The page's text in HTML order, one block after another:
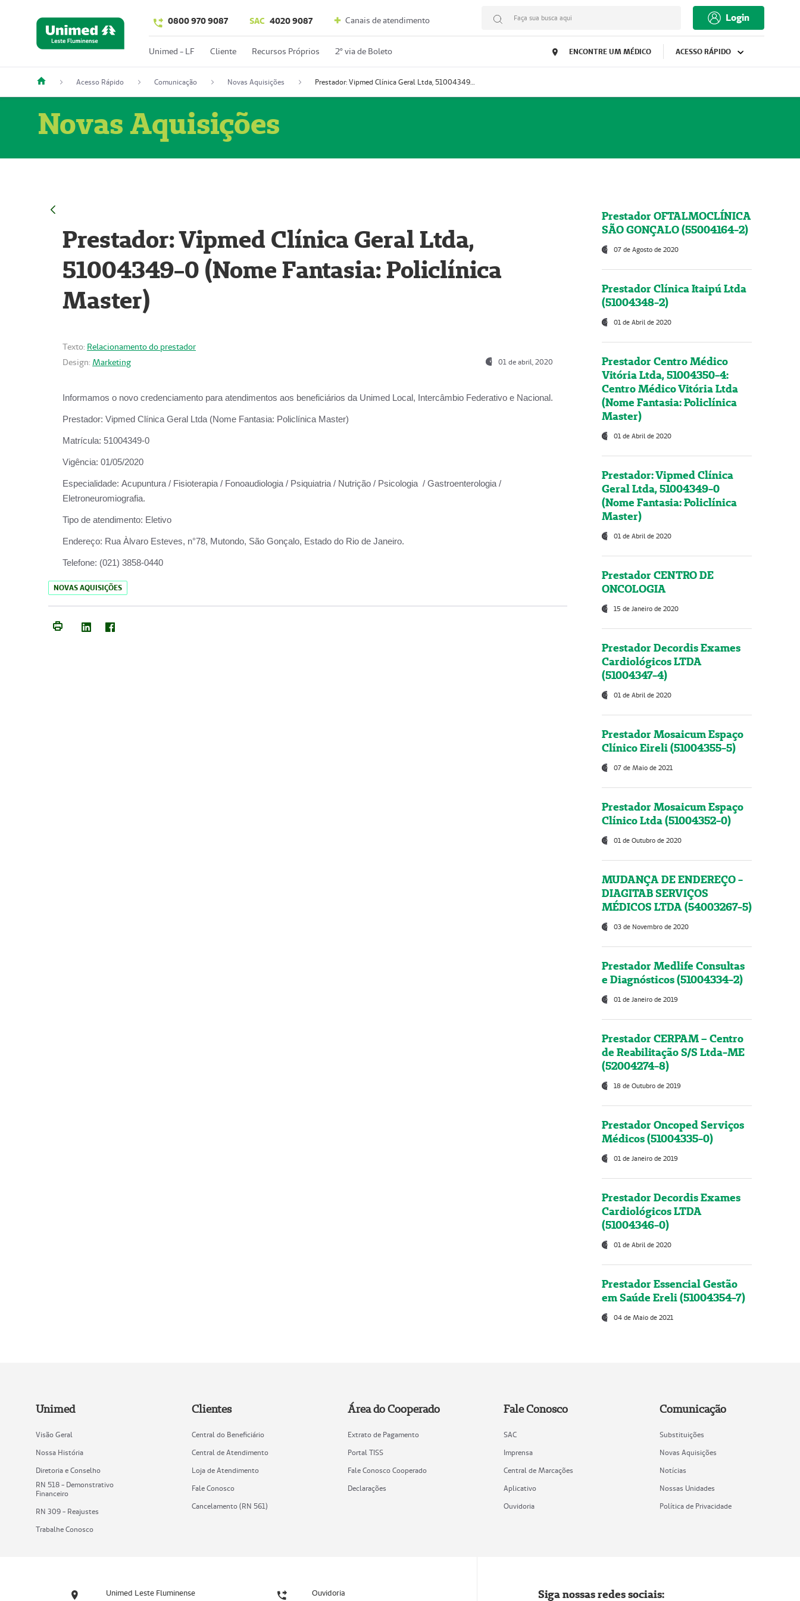
0800 970 9087 SAC 4020 9087 Canais de atendimento Faça sua busca aqui Login
Unimed - LF Cliente Recursos Próprios 2º via de Boleto ENCONTRE UM MÉDICO ACESSO RÁPIDO
Acesso Rápido Comunicação Novas Aquisições Prestador: Vipmed Clínica Geral Ltda, 51004349-0 (Nome Fantasia: Policlínica Master)
Novas Aquisições
Prestador: Vipmed Clínica Geral Ltda,
51004349-0 (Nome Fantasia: Policlínica
Master)
Texto: Relacionamento do prestador
Design: Marketing 01 de abril, 2020
Informamos o novo credenciamento para atendimentos aos beneficiários da Unimed Local, Intercâmbio Federativo e Nacional.
Prestador: Vipmed Clínica Geral Ltda (Nome Fantasia: Policlínica Master)
Matrícula: 51004349-0
Vigência: 01/05/2020
Especialidade: Acupuntura / Fisioterapia / Fonoaudiologia / Psiquiatria / Nutrição / Psicologia / Gastroenterologia /
Eletroneuromiografia.
Tipo de atendimento: Eletivo
Endereço: Rua Àlvaro Esteves, n°78, Mutondo, São Gonçalo, Estado do Rio de Janeiro.
Telefone: (021) 3858-0440
NOVAS AQUISIÇÕES
Prestador OFTALMOCLÍNICA
SÃO GONÇALO (55004164-2)
07 de Agosto de 2020
Prestador Clínica Itaipú Ltda
(51004348-2)
01 de Abril de 2020
Prestador Centro Médico
Vitória Ltda, 51004350-4:
Centro Médico Vitória Ltda
(Nome Fantasia: Policlínica
Master)
01 de Abril de 2020
Prestador: Vipmed Clínica
Geral Ltda, 51004349-0
(Nome Fantasia: Policlínica
Master)
01 de Abril de 2020
Prestador CENTRO DE
ONCOLOGIA
15 de Janeiro de 2020
Prestador Decordis Exames
Cardiológicos LTDA
(51004347-4)
01 de Abril de 2020
Prestador Mosaicum Espaço
Clínico Eireli (51004355-5)
07 de Maio de 2021
Prestador Mosaicum Espaço
Clínico Ltda (51004352-0)
01 de Outubro de 2020
MUDANÇA DE ENDEREÇO -
DIAGITAB SERVIÇOS
MÉDICOS LTDA (54003267-5)
03 de Novembro de 2020
Prestador Medlife Consultas
e Diagnósticos (51004334-2)
01 de Janeiro de 2019
Prestador CERPAM – Centro
de Reabilitação S/S Ltda-ME
(52004274-8)
18 de Outubro de 2019
Prestador Oncoped Serviços
Médicos (51004335-0)
01 de Janeiro de 2019
Prestador Decordis Exames
Cardiológicos LTDA
(51004346-0)
01 de Abril de 2020
Prestador Essencial Gestão
em Saúde Ereli (51004354-7)
04 de Maio de 2021
Unimed
Visão Geral
Nossa História
Diretoria e Conselho
RN 518 - Demonstrativo
Financeiro
RN 309 - Reajustes
Trabalhe Conosco
Clientes
Central do Beneficiário
Central de Atendimento
Loja de Atendimento
Fale Conosco
Cancelamento (RN 561)
Área do Cooperado
Extrato de Pagamento
Portal TISS
Fale Conosco Cooperado
Declarações
Fale Conosco
SAC
Imprensa
Central de Marcações
Aplicativo
Ouvidoria
Comunicação
Substituições
Novas Aquisições
Notícias
Nossas Unidades
Política de Privacidade
Unimed Leste Fluminense Ouvidoria Siga nossas redes sociais: